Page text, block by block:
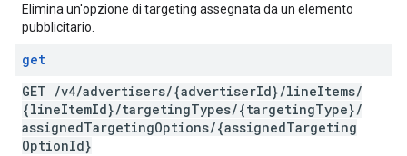
Elimina un'opzione di targeting assegnata da un elemento
pubblicitario.
get
GET /v4/advertisers/{advertiserId}/lineItems/
{lineItemId}/targetingTypes/{targetingType}/
assignedTargetingOptions/{assignedTargeting
OptionId}